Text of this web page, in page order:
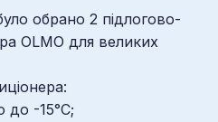
обрано 2 підлогово-
OLMO для великих
до -15°C;